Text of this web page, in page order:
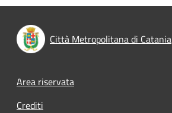
Città Metropolitana di Catania
Footer menu
Area riservata
Crediti